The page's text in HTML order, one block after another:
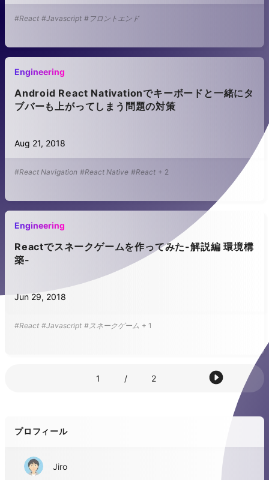
#React #Javascript #フロントエンド
Engineering
Android React Nativationでキーボードと一緒にタ
ブバーも上がってしまう問題の対策
Aug 21, 2018
#React Navigation #React Native #React + 2
Engineering
Reactでスネークゲームを作ってみた-解説編 環境構
築-
Jun 29, 2018
#React #Javascript #スネークゲーム + 1
1 / 2
プロフィール
Jiro